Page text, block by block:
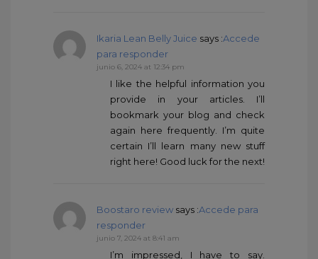
Ikaria Lean Belly Juice says :Accede
para responder
junio 6, 2024 at 12:34 pm
I like the helpful information you
provide in your articles. I’ll
bookmark your blog and check
again here frequently. I’m quite
certain I’ll learn many new stuff
right here! Good luck for the next!
Boostaro review says :Accede para
responder
junio 7, 2024 at 8:41 am
I’m impressed, I have to say.